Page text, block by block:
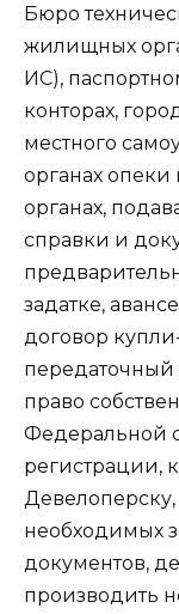
Бюро
жилищных
ИС),
конторах,
местного
органах опеки
органах,
справки и
задатке,
договор
передаточный
право
Федеральной
регистрации,
необходимых
документов,
производить